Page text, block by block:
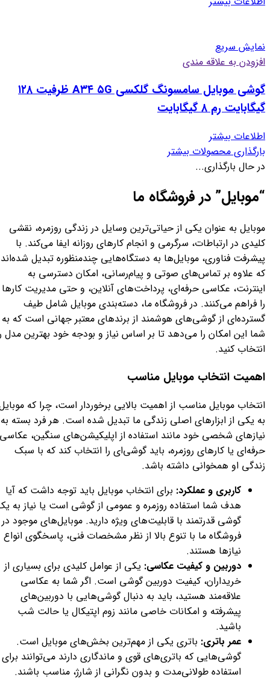
نمایش سریع
افزودن به علاقه مندی
گوشی موبایل سامسونگ گلکسی A۳۴ ۵G ظرفیت ۱۲۸
گیگابایت رم ۸ گیگابایت
اطلاعات بیشتر
بارگذاری محصولات بیشتر
در حال بارگذاری...
“موبایل” در فروشگاه ما
موبایل به عنوان یکی از حیاتی‌ترین وسایل در زندگی روزمره، نقشی
کلیدی در ارتباطات، سرگرمی و انجام کارهای روزانه ایفا می‌کند. با
پیشرفت فناوری، موبایل‌ها به دستگاه‌هایی چندمنظوره تبدیل شده‌اند
که علاوه بر تماس‌های صوتی و پیام‌رسانی، امکان دسترسی به
اینترنت، عکاسی حرفه‌ای، پرداخت‌های آنلاین، و حتی مدیریت کارها
را فراهم می‌کنند. در فروشگاه ما، دسته‌بندی موبایل شامل طیف
گسترده‌ای از گوشی‌های هوشمند از برندهای معتبر جهانی است که به
شما این امکان را می‌دهد تا بر اساس نیاز و بودجه خود بهترین مدل
انتخاب کنید.
اهمیت انتخاب موبایل مناسب
انتخاب موبایل مناسب از اهمیت بالایی برخوردار است، چرا که
به یکی از ابزارهای اصلی زندگی ما تبدیل شده است. هر فرد بسته به
نیازهای شخصی خود مانند استفاده از اپلیکیشن‌های سنگین، عکاسی
حرفه‌ای یا کارهای روزمره، باید گوشی‌ای را انتخاب کند که با سبک
زندگی او همخوانی داشته باشد.
کاربری و عملکرد: برای انتخاب موبایل باید توجه داشت که آیا
هدف شما استفاده روزمره و عمومی از گوشی است یا نیاز به
گوشی قدرتمند با قابلیت‌های ویژه دارید. موبایل‌های موجود در
فروشگاه ما با تنوع بالا از نظر مشخصات فنی، پاسخگوی انواع
نیازها هستند.
دوربین و کیفیت عکاسی: یکی از عوامل کلیدی برای بسیاری از
خریداران، کیفیت دوربین گوشی است. اگر شما به عکاسی
علاقه‌مند هستید، باید به دنبال گوشی‌هایی با دوربین‌های
پیشرفته و امکانات خاصی مانند زوم اپتیکال یا حالت شب
باشید.
عمر باتری: باتری یکی از مهم‌ترین بخش‌های موبایل است.
گوشی‌هایی که باتری‌های قوی و ماندگاری دارند می‌توانند برای
استفاده طولانی‌مدت و بدون نگرانی از شارژ، مناسب باشند.